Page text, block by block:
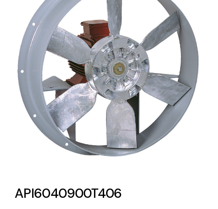
Lighting and Electrical
Equipment
Complete solutions in lighting and electrical
material for each project and need
Ventilación
API6040900T406